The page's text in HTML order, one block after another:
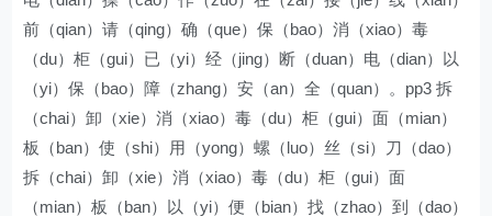
前（qian）请（qing）确（que）保（bao）消（xiao）毒
（du）柜（gui）已（yi）经（jing）断（duan）电（dian）以
（yi）保（bao）障（zhang）安（an）全（quan）。pp3 拆
（chai）卸（xie）消（xiao）毒（du）柜（gui）面（mian）
板（ban）使（shi）用（yong）螺（luo）丝（si）刀（dao）
拆（chai）卸（xie）消（xiao）毒（du）柜（gui）面
（mian）板（ban）以（yi）便（bian）找（zhao）到（dao）